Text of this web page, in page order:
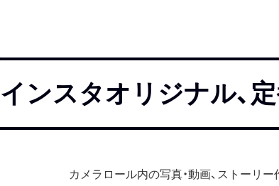
インスタオリジナル、
カメラロール内の写真・動画、ストーリ